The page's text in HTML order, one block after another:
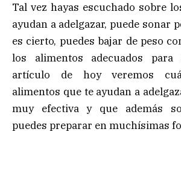
Tal vez hayas escuchado sobre
ayudan a adelgazar, puede sonar
es cierto, puedes bajar de peso
los alimentos adecuados
artículo de hoy veremos
alimentos que te ayudan a
muy efectiva y que además
puedes preparar en muchísimas